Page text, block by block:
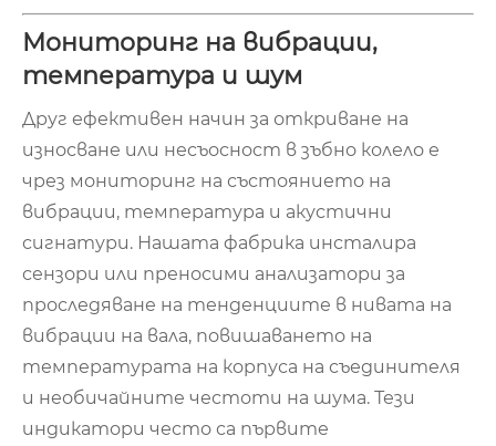
Мониторинг на вибрации,
температура и шум
Друг ефективен начин за откриване на
износване или несъосност в зъбно колело е
чрез мониторинг на състоянието на
вибрации, температура и акустични
сигнатури. Нашата фабрика инсталира
сензори или преносими анализатори за
проследяване на тенденциите в нивата на
вибрации на вала, повишаването на
температурата на корпуса на съединителя
и необичайните честоти на шума. Тези
индикатори често са първите